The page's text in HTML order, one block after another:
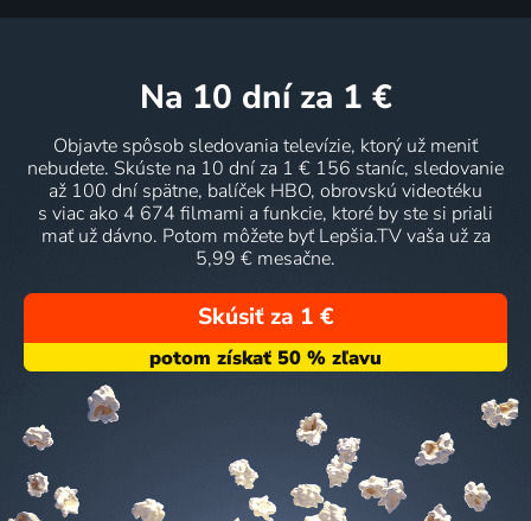
na 10 dní za 1 €
Objavte spôsob sledovania televízie, ktorý už meniť
nebudete. Skúste na 10 dní za 1 € 156 staníc, sledovanie
až 100 dní spätne, balíček HBO, obrovskú videotéku
s viac ako 4 674 filmami a funkcie, ktoré by ste si priali
mať už dávno. Potom môžete byť Lepšia.TV vaša už za
5,99 € mesačne.
Skúsiť za 1 €